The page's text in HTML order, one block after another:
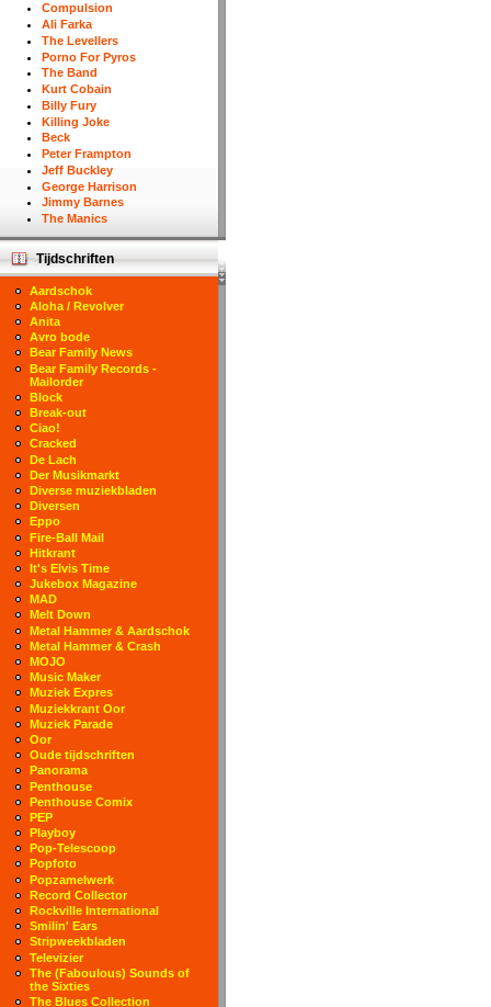
Compulsion
Ali Farka
The Levellers
Porno For Pyros
The Band
Kurt Cobain
Billy Fury
Killing Joke
Beck
Peter Frampton
Jeff Buckley
George Harrison
Jimmy Barnes
The Manics
Tijdschriften
Aardschok
Aloha / Revolver
Anita
Avro bode
Bear Family News
Bear Family Records -
Mailorder
Block
Break-out
Ciao!
Cracked
De Lach
Der Musikmarkt
Diverse muziekbladen
Diversen
Eppo
Fire-Ball Mail
Hitkrant
It's Elvis Time
Jukebox Magazine
MAD
Melt Down
Metal Hammer & Aardschok
Metal Hammer & Crash
MOJO
Music Maker
Muziek Expres
Muziekkrant Oor
Muziek Parade
Oor
Oude tijdschriften
Panorama
Penthouse
Penthouse Comix
PEP
Playboy
Pop-Telescoop
Popfoto
Popzamelwerk
Record Collector
Rockville International
Smilin' Ears
Stripweekbladen
Televizier
The (Faboulous) Sounds of
the Sixties
The Blues Collection